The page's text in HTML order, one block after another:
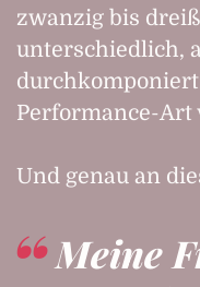
zwanzig bis
unterschiedlich,
Performance-Art
Und genau an
Meine